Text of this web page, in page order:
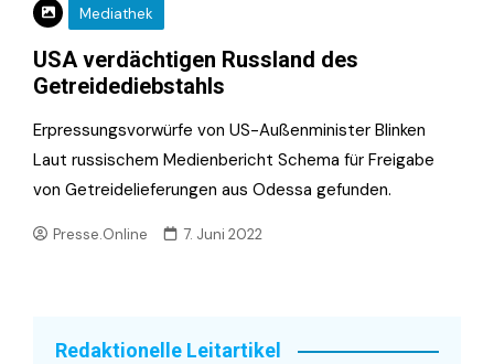
Mediathek
USA verdächtigen Russland des
Getreidediebstahls
Erpressungsvorwürfe von US-Außenminister Blinken
Laut russischem Medienbericht Schema für Freigabe
von Getreidelieferungen aus Odessa gefunden.
Presse.Online 7. Juni 2022
Redaktionelle Leitartikel